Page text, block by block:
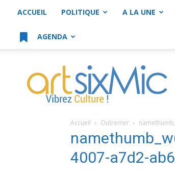
ACCUEIL POLITIQUE A LA UNE
AGENDA
artsixMic
Accueil Outremer
4007-a7d2-